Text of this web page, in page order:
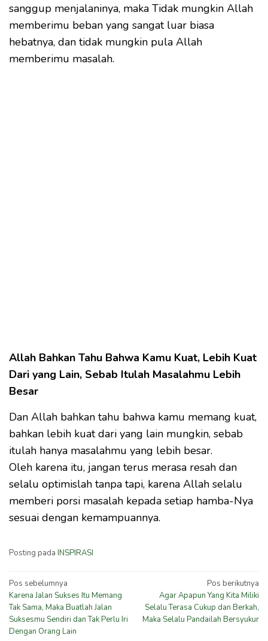
sanggup menjalaninya, maka Tidak mungkin Allah
memberimu beban yang sangat luar biasa
hebatnya, dan tidak mungkin pula Allah
memberimu masalah.
Allah Bahkan Tahu Bahwa Kamu Kuat, Lebih Kuat
Dari yang Lain, Sebab Itulah Masalahmu Lebih
Besar
Dan Allah bahkan tahu bahwa kamu memang kuat,
bahkan lebih kuat dari yang lain mungkin, sebab
itulah hanya masalahmu yang lebih besar.
Oleh karena itu, jangan terus merasa resah dan
selalu optimislah tanpa tapi, karena Allah selalu
memberi porsi masalah kepada setiap hamba-Nya
sesuai dengan kemampuannya.
Posting pada INSPIRASI
Navigasi
pos
Pos sebelumnya
Karena Jalan Sukses Itu Memang
Tak Sama, Maka Buatlah Jalan
Suksesmu Sendiri dan Tak Perlu Iri
Dengan Orang Lain
Pos berikutnya
Agar Apapun Yang Kita Miliki
Selalu Terasa Cukup dan Berkah,
Maka Selalu Pandailah Bersyukur